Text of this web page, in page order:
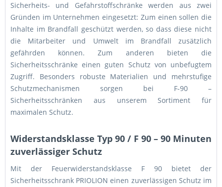
Sicherheits- und Gefahrstoffschränke werden aus zwei
Gründen im Unternehmen eingesetzt: Zum einen sollen die
Inhalte im Brandfall geschützt werden, so dass diese nicht
die Mitarbeiter und Umwelt im Brandfall zusätzlich
gefährden können. Zum anderen bieten die
Sicherheitsschränke einen guten Schutz von unbefugtem
Zugriff. Besonders robuste Materialien und mehrstufige
Schutzmechanismen sorgen bei F-90 –
Sicherheitsschränken aus unserem Sortiment für
maximalen Schutz.
Widerstandsklasse Typ 90 / F 90 – 90 Minuten
zuverlässiger Schutz
Mit der Feuerwiderstandsklasse F 90 bietet der
Sicherheitsschrank PRIOLION einen zuverlässigen Schutz im